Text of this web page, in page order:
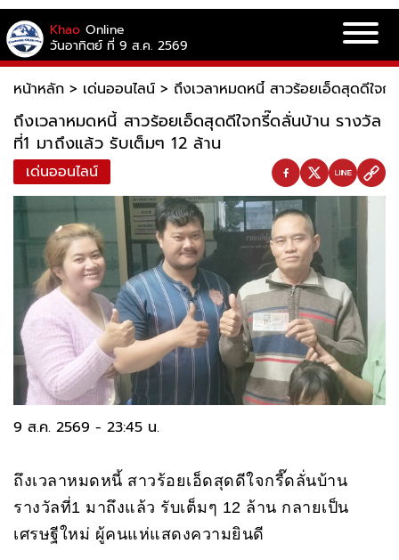
Khao Online
วันอาทิตย์ ที่ 9 ส.ค. 2569
หน้าหลัก > เด่นออนไลน์ > ถึงเวลาหมดหนี้ สาวร้อยเอ็ดสุดดีใจ
ถึงเวลาหมดหนี้ สาวร้อยเอ็ดสุดดีใจกรี๊ดลั่นบ้าน รางวัล
ที่1 มาถึงแล้ว รับเต็มๆ 12 ล้าน
เด่นออนไลน์
9 ส.ค. 2569 - 23:45 น.
ถึงเวลาหมดหนี้ สาวร้อยเอ็ดสุดดีใจกรี๊ดลั่นบ้าน
รางวัลที่1 มาถึงแล้ว รับเต็มๆ 12 ล้าน กลายเป็น
เศรษฐีใหม่ ผู้คนแห่แสดงความยินดี